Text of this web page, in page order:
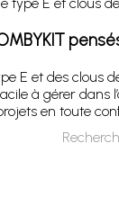
E et des clous
à gérer dans
en toute